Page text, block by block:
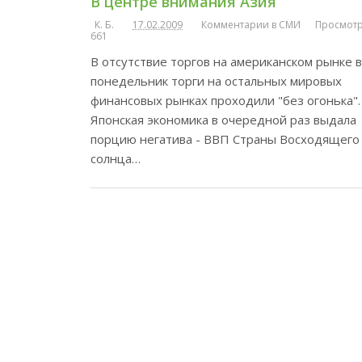
К. Б. 17.02.2009 Комментарии в СМИ
661
В отсутствие торгов на американском рынке в
понедельник торги на остальных мировых
финансовых рынках проходили "без огонька".
Японская экономика в очередной раз выдала
порцию негатива - ВВП Страны Восходящего
солнца…